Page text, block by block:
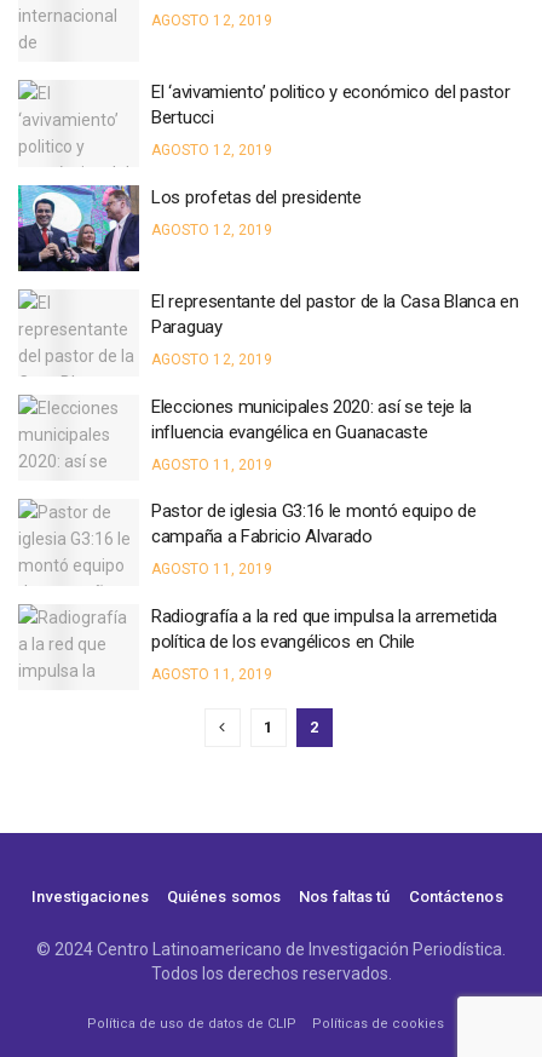
AGOSTO 12, 2019
El ‘avivamiento’ politico y económico del pastor
Bertucci
AGOSTO 12, 2019
Los profetas del presidente
AGOSTO 12, 2019
El representante del pastor de la Casa Blanca en
Paraguay
AGOSTO 12, 2019
Elecciones municipales 2020: así se teje la
influencia evangélica en Guanacaste
AGOSTO 11, 2019
Pastor de iglesia G3:16 le montó equipo de
campaña a Fabricio Alvarado
AGOSTO 11, 2019
Radiografía a la red que impulsa la arremetida
política de los evangélicos en Chile
AGOSTO 11, 2019
1 2
Investigaciones Quiénes somos Nos faltas tú Contáctenos
© 2024 Centro Latinoamericano de Investigación Periodística.
Todos los derechos reservados.
Política de uso de datos de CLIP Políticas de cookies